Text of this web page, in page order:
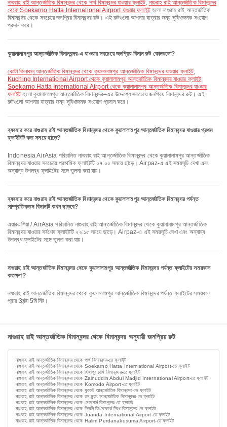
নাগুরাহ রাই আন্তর্জাতিক বিমানবন্দর থেকে পার্থ বিমানবন্দর যাওয়ার ফ্লাইট, নাগুরাহ রাই আন্তর্জাতিক বিমানবন্দর
থেকে Soekarno Hatta International Airport যাওয়ার ফ্লাইটহলো নাগুরাহ রাই আন্তর্জাতিক
বিমানবন্দর থেকে সবচেয়ে জনপ্রিয় বিমানবন্দর রুট। এই রুটগুলো আপনার যাত্রার জন্য সুবিধাজনক সংযোগ
প্রদান করে।
কুয়ালালামপুর আন্তর্জাতিক বিমানবন্দর-এ যাওয়ার সবচেয়ে জনপ্রিয় বিমান রুট কোনগুলো?
কোটা কিনাবালু আন্তর্জাতিক বিমানবন্দর থেকে কুয়ালালামপুর আন্তর্জাতিক বিমানবন্দর যাওয়ার ফ্লাইট,
Kuching International Airport থেকে কুয়ালালামপুর আন্তর্জাতিক বিমানবন্দর যাওয়ার ফ্লাইট,
Soekarno Hatta International Airport থেকে কুয়ালালামপুর আন্তর্জাতিক বিমানবন্দর যাওয়ার
ফ্লাইট হলো কুয়ালালামপুর আন্তর্জাতিক বিমানবন্দর–এর উদ্দেশ্যে সবচেয়ে জনপ্রিয় বিমানবন্দর রুট। এই
রুটগুলো আপনার যাত্রার জন্য সুবিধাজনক সংযোগ প্রদান করে।
ব্যবহার করে নাগুরাহ রাই আন্তর্জাতিক বিমানবন্দর থেকে কুয়ালালামপুর আন্তর্জাতিক বিমানবন্দর যাওয়ার প্রথম
ফ্লাইটটি কত সময়ে ছাড়ে?
Indonesia AirAsia পরিচালিত নাগুরাহ রাই আন্তর্জাতিক বিমানবন্দর থেকে কুয়ালালামপুর আন্তর্জাতিক
বিমানবন্দর যাওয়ার সবচেয়ে প্রাথমিক ফ্লাইটটি ০৭:০০ সময়ে ছাড়ে। Airpaz-এ এই সময়সূচি দেখা এবং
অন্যান্য উপলব্ধ ফ্লাইটের সঙ্গে তুলনা করা যায়।
ব্যবহার করে নাগুরাহ রাই আন্তর্জাতিক বিমানবন্দর থেকে কুয়ালালামপুর আন্তর্জাতিক বিমানবন্দর পর্যন্ত
সাম্প্রতিকতম বিমানটি কখন ছাড়বে?
এয়ারএশিয়া / AirAsia পরিচালিত নাগুরাহ রাই আন্তর্জাতিক বিমানবন্দর থেকে কুয়ালালামপুর আন্তর্জাতিক
বিমানবন্দর যাওয়ার সর্বশেষ ফ্লাইটটি ২২:১৫ সময়ে ছাড়ে। Airpaz-এ এই সময়সূচি দেখা এবং অন্যান্য
উপলব্ধ ফ্লাইটের সঙ্গে তুলনা করা যায়।
নাগুরাহ রাই আন্তর্জাতিক বিমানবন্দর থেকে কুয়ালালামপুর আন্তর্জাতিক বিমানবন্দর পর্যন্ত ফ্লাইটের সময়কাল
কতক্ষণ?
নাগুরাহ রাই আন্তর্জাতিক বিমানবন্দর থেকে কুয়ালালামপুর আন্তর্জাতিক বিমানবন্দর পর্যন্ত ফ্লাইটের সময়কাল
প্রায় 3ঘন্টা 5মিনিট।
নাগুরাহ রাই আন্তর্জাতিক বিমানবন্দর থেকে বিমানবন্দর অনুযায়ী জনপ্রিয় রুট
নাগুরাহ রাই আন্তর্জাতিক বিমানবন্দর থেকে পার্থ বিমানবন্দর-তে ফ্লাইট
নাগুরাহ রাই আন্তর্জাতিক বিমানবন্দর থেকে Soekarno Hatta International Airport-তে ফ্লাইট
নাগুরাহ রাই আন্তর্জাতিক বিমানবন্দর থেকে সিঙ্গাপুর চাঙ্গি বিমানবন্দর-তে ফ্লাইট
নাগুরাহ রাই আন্তর্জাতিক বিমানবন্দর থেকে Zainuddin Abdul Madjid International Airport-তে ফ্লাইট
নাগুরাহ রাই আন্তর্জাতিক বিমানবন্দর থেকে Komodo Airport-তে ফ্লাইট
নাগুরাহ রাই আন্তর্জাতিক বিমানবন্দর থেকে ফুকেট আন্তর্জাতিক বিমানবন্দর-তে ফ্লাইট
নাগুরাহ রাই আন্তর্জাতিক বিমানবন্দর থেকে ডন মুয়াং আন্তর্জাতিক বিমানবন্দর-তে ফ্লাইট
নাগুরাহ রাই আন্তর্জাতিক বিমানবন্দর থেকে মেলবোর্ন বিমানবন্দর-তে ফ্লাইট
নাগুরাহ রাই আন্তর্জাতিক বিমানবন্দর থেকে সিডনি কিংসফোর্ড-স্মিথ বিমানবন্দর-তে ফ্লাইট
নাগুরাহ রাই আন্তর্জাতিক বিমানবন্দর থেকে Juanda International Airport-তে ফ্লাইট
নাগুরাহ রাই আন্তর্জাতিক বিমানবন্দর থেকে Halim Perdanakusuma Airport-তে ফ্লাইট